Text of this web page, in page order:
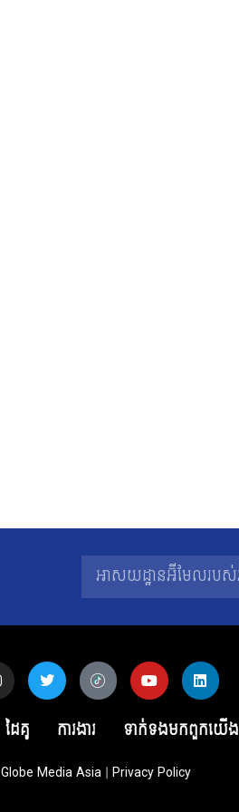
ដៃគូ ការងារ ទាក់ទង​មក​ពួក​យើង
Globe Media Asia | Privacy Policy